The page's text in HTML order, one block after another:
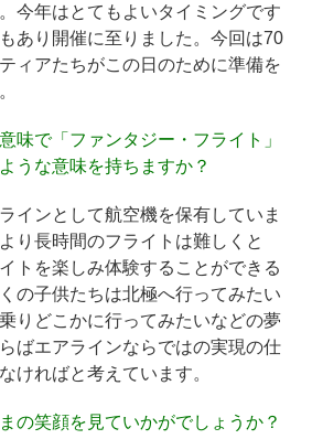
今年はとてもよいタイミングです
あり開催に至りました。今回は70
ィアたちがこの日のために準備を
味で「ファンタジー・フライト」
うな意味を持ちますか？
インとして航空機を保有していま
り長時間のフライトは難しくと
トを楽しみ体験することができる
の子供たちは北極へ行ってみたい
りどこかに行ってみたいなどの夢
ばエアラインならではの実現の仕
ければと考えています。
の笑顔を見ていかがでしょうか？